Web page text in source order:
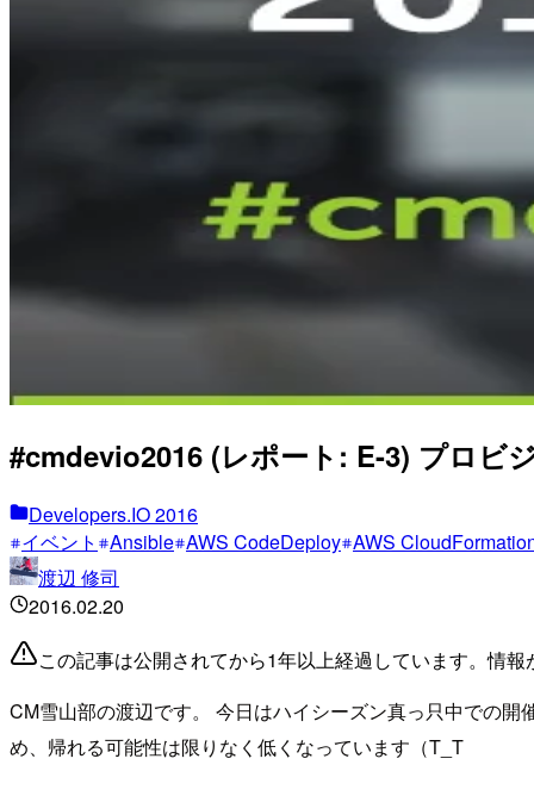
#cmdevio2016 (レポート: E-3) プロビ
Developers.IO 2016
イベント
Ansible AWS CodeDeploy AWS
渡辺 修司
2016.02.20
この記事は公開されてから1年以上経過しています。情
CM雪山部の渡辺です。 今日はハイシーズン真っ只中での
め、帰れる可能性は限りなく低くなっています（T_T